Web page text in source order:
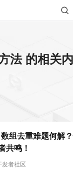
法 的相关
者社区
组去重难题何解
共鸣！